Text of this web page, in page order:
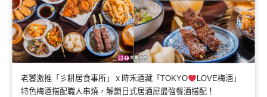
老饕激推「彡耕居食事所」ｘ時禾酒藏「TOKYO
LOVE梅酒」
特色梅酒搭配職人串燒，解鎖日式居酒屋最強餐酒搭配！